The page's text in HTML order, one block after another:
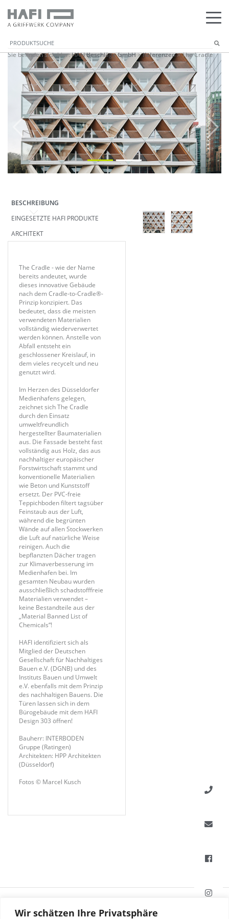
Wir schätzen Ihre Privatsphäre
Sie befinden sich hier:HAFI Beschläge GmbH>Referenzen>The Cradle
Previous Next
BESCHREIBUNG
EINGESETZTE HAFI PRODUKTE
ARCHITEKT
The Cradle - wie der Name
bereits andeutet, wurde
dieses innovative Gebäude
nach dem Cradle-to-Cradle®-
Prinzip konzipiert. Das
bedeutet, dass die meisten
verwendeten Materialien
vollständig wiederverwertet
werden können. Anstelle von
Abfall entsteht ein
geschlossener Kreislauf, in
dem vieles recycelt und neu
genutzt wird.
Im Herzen des Düsseldorfer
Medienhafens gelegen,
zeichnet sich The Cradle
durch den Einsatz
umweltfreundlich
hergestellter Baumaterialien
aus. Die Fassade besteht fast
vollständig aus Holz, das aus
nachhaltiger europäischer
Forstwirtschaft stammt und
konventionelle Materialien
wie Beton und Kunststoff
ersetzt. Der PVC-freie
Teppichboden filtert tagsüber
Feinstaub aus der Luft,
während die begrünten
Wände auf allen Stockwerken
die Luft auf natürliche Weise
reinigen. Auch die
bepflanzten Dächer tragen
zur Klimaverbesserung im
Medienhafen bei. Im
gesamten Neubau wurden
ausschließlich schadstofffreie
Materialien verwendet –
keine Bestandteile aus der
„Material Banned List of
Chemicals“!
HAFI identifiziert sich als
Mitglied der Deutschen
Gesellschaft für Nachhaltiges
Bauen e.V. (DGNB) und des
Instituts Bauen und Umwelt
e.V. ebenfalls mit dem Prinzip
des nachhaltigen Bauens. Die
Türen lassen sich in dem
Bürogebäude mit dem HAFI
Design 303 öffnen!
Bauherr: INTERBODEN
Gruppe (Ratingen)
Architekten: HPP Architekten
(Düsseldorf)
Fotos © Marcel Kusch
Weißinger Straße 16